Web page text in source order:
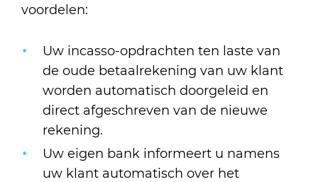
voordelen:
Uw incasso-opdrachten ten laste van
de oude betaalrekening van uw klant
worden automatisch doorgeleid en
direct afgeschreven van de nieuwe
rekening.
Uw eigen bank informeert u namens
uw klant automatisch over het